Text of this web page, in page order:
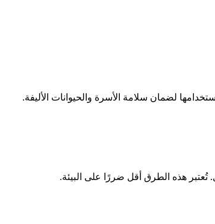
لضمان سلامة الأسرة والحيوانات الأليفة.
هذه الطرق أقل ضررًا على البيئة.